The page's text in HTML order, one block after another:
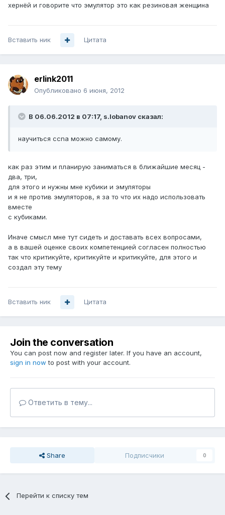
хернёй и говорите что эмулятор это как резиновая женщина
Вставить ник Цитата
erlink2011
Опубликовано 6 июня, 2012
В 06.06.2012 в 07:17, s.lobanov сказал:
научиться ccna можно самому.
как раз этим и планирую заниматься в ближайшие месяц -
два, три,
для этого и нужны мне кубики и эмуляторы
и я не против эмуляторов, я за то что их надо использовать
вместе
с кубиками.
Иначе смысл мне тут сидеть и доставать всех вопросами,
а в вашей оценке своих компетенцией согласен полностью
так что критикуйте, критикуйте и критикуйте, для этого и
создал эту тему
Вставить ник Цитата
Join the conversation
You can post now and register later. If you have an account,
sign in now to post with your account.
Ответить в тему...
Share Подписчики 0
Перейти к списку тем